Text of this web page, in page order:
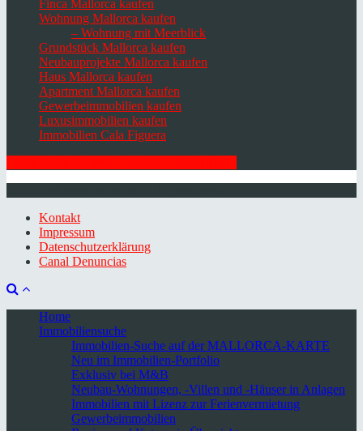
Finca Mallorca kaufen
Wohnung Mallorca kaufen
– Wohnung mit Meerblick
Grundstück Mallorca kaufen
Neubauprojekte Mallorca kaufen
Haus Mallorca kaufen
Apartment Mallorca kaufen
Gewerbeimmobilien kaufen
Luxusimmobilien kaufen
Immobilien Cala Figuera
Kontakt
Impressum
Datenschutzerklärung
Canal Denuncias
Home
Immobiliensuche
Immobilien-Suche auf der MALLORCA-KARTE
Neu im Immobilien-Portfolio
Exklusiv bei M&B
Neubau-Wohnungen, -Villen und -Häuser in Anlagen
Immobilien mit Lizenz zur Ferienvermietung
Gewerbeimmobilien